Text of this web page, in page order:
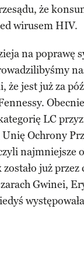
że
wirusem HIV.
na poprawę
że jest już za
LC
Ochrony
najmniejsze
już przez
Gwinei,